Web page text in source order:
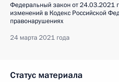
Федеральный закон от 24.03.2021
изменений в Кодекс Российской
правонарушениях
24 марта 2021 года
Статус материала